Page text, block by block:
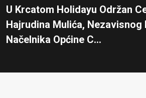
U Krcatom Holidayu Održan
Hajrudina Mulića, Nezavisnog
Načelnika Općine C...